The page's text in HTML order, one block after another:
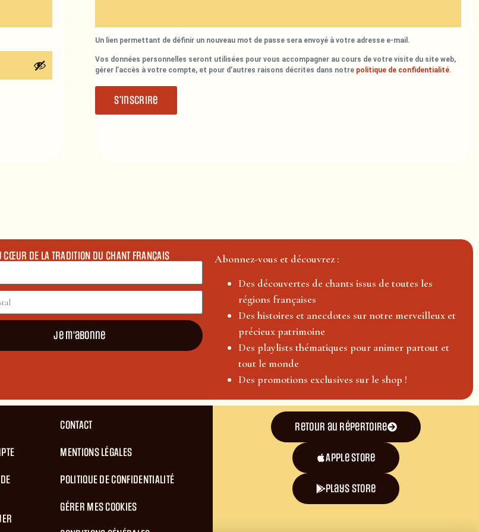
Un lien permettant de définir un nouveau mot de passe sera envoyé à votre adresse e-mail.
Vos données personnelles seront utilisées pour vous accompagner au cours de votre visite du site web,
gérer l’accès à votre compte, et pour d’autres raisons décrites dans notre politique de confidentialité.
S’inscrire
CŒUR DE LA TRADITION DU CHANT FRANÇAIS
Je m'abonne
Abonnez-vous et découvrez :
Des découvertes de chants issus de toutes les
régions françaises
Des histoires et anecdotes sur notre merveilleux et
précieux patrimoine
Des playlists thématiques pour animer partout et
tout le monde
Des promotions exclusives sur le shop !
CONTACT
MENTIONS LÉGALES
POLITIQUE DE CONFIDENTIALITÉ
GÉRER MES COOKIES
Retour au répertoire
Apple Store
plays store